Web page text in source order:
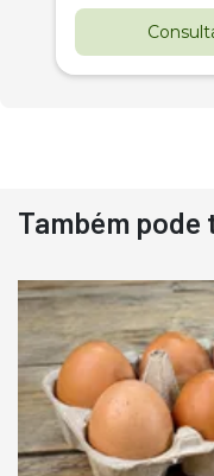
Destaque
Usado
Pá
Ano 1987
Londrina
R$
Também